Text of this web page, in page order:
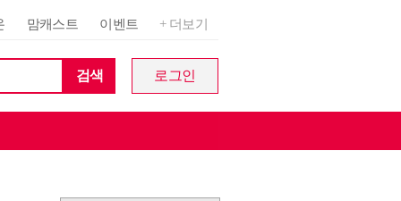
맘캐스트 이벤트 + 더보기
검색 로그인